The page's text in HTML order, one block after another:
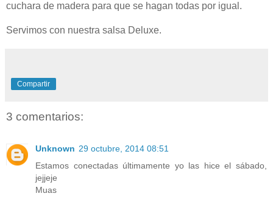
cuchara de madera para que se hagan todas por igual.
Servimos con nuestra salsa Deluxe.
Compartir
3 comentarios:
Unknown 29 octubre, 2014 08:51
Estamos conectadas últimamente yo las hice el sábado,
jejjeje
Muas